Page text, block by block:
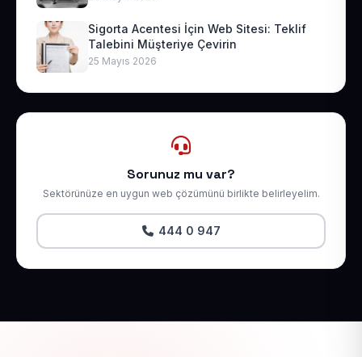
Sigorta Acentesi İçin Web Sitesi: Teklif
Talebini Müşteriye Çevirin
25 Mayıs 2026
Sorunuz mu var?
Sektörünüze en uygun web çözümünü birlikte belirleyelim.
444 0 947